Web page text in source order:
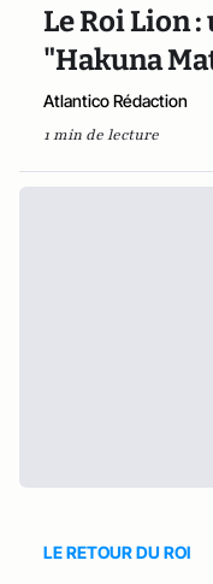
Le Roi Lion
"Hakuna
Atlantico Rédaction
1 min de lecture
LE RETOUR DU ROI